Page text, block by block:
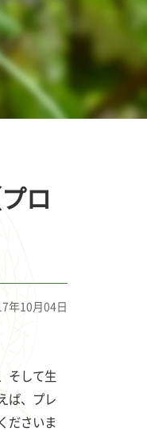
ロ
年10月04日
そして生
ば、プレ
ださいま